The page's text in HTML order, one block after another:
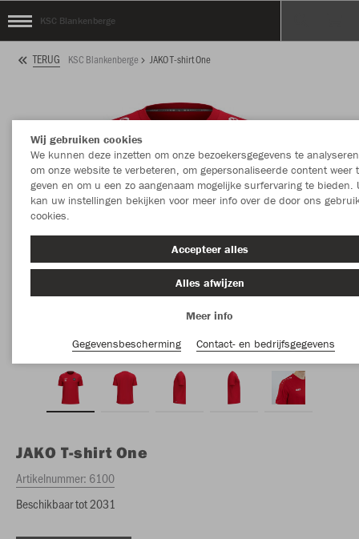
KSC Blankenberge
TERUG KSC Blankenberge JAKO T-shirt One
JAKO T-shirt One
Artikelnummer: 6100
Beschikbaar tot 2031
Wij gebruiken cookies
We kunnen deze inzetten om onze bezoekersgegevens te
om onze website te verbeteren, om gepersonaliseerde content weer
geven en om u een zo aangenaam mogelijke surfervaring te bieden.
kan uw instellingen bekijken voor meer info over de door ons
cookies.
Accepteer alles
Alles afwijzen
Meer info
Gegevensbescherming
Contact- en bedrijfsgegevens